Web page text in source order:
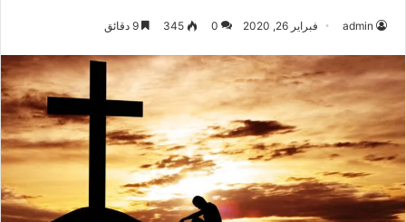
admin فبراير 26, 2020 0
345